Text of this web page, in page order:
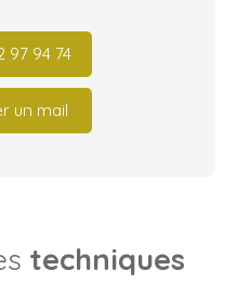
97 94 74
un mail
techniques